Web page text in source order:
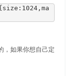
size : 1024 , ma
，如果你想自己定